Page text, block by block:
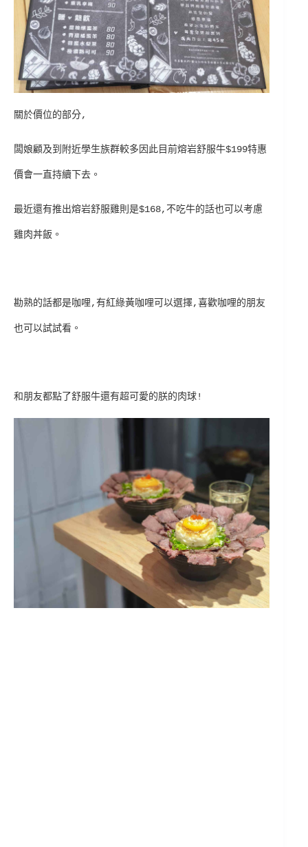
關於價位的部分,
闆娘顧及到附近學生族群較多因此目前熔岩舒服牛$199特惠
價會一直持續下去。
最近還有推出熔岩舒服雞則是$168,不吃牛的話也可以考慮
雞肉丼飯。
勘熟的話都是咖哩,有紅綠黃咖哩可以選擇,喜歡咖哩的朋友
也可以試試看。
和朋友都點了舒服牛還有超可愛的朕的肉球!